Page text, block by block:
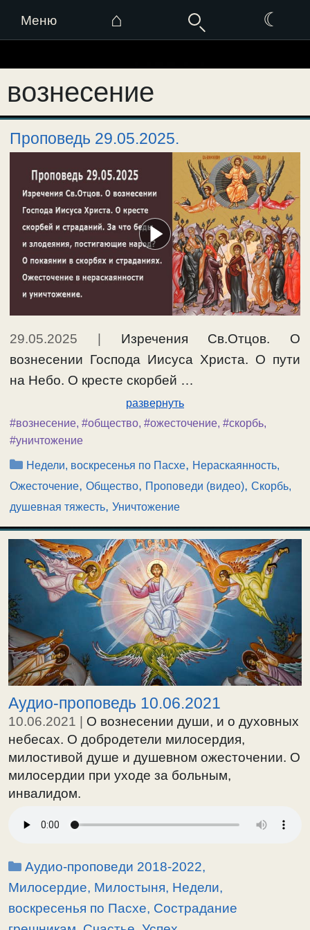
Меню ⌂ ☾
к
содержимому
вознесение
Проповедь 29.05.2025.
29.05.2025 | Изречения Св.Отцов. О
вознесении Господа Иисуса Христа. О пути
на Небо. О кресте скорбей …
развернуть
#вознесение, #общество, #ожесточение, #скорбь,
#уничтожение
Рубрики
Недели, воскресенья по Пасхе, Нераскаянность,
Ожесточение, Общество, Проповеди (видео), Скорбь,
душевная тяжесть, Уничтожение
Аудио-проповедь 10.06.2021
10.06.2021 | О вознесении души, и о духовных
небесах. О добродетели милосердия,
милостивой душе и душевном ожесточении. О
милосердии при уходе за больным,
инвалидом.
одураченным, грешникам. О спасении при
несчастье, о неудовлетворенности души и
опустошении от страстей.
Праздник Вознесение Господне. Евангелие от
Лук.24:36-53.
Рубрики
Аудио-проповеди 2018-2022,
Милосердие, Милостыня, Недели,
воскресенья по Пасхе, Сострадание